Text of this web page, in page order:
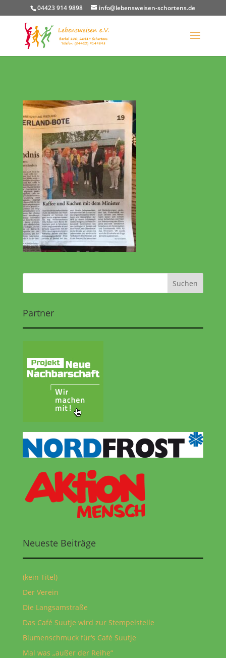
04423 914 9898 info@lebensweisen-schortens.de
Partner
Neueste Beiträge
(kein Titel)
Der Verein
Die Langsamstraße
Das Café Suutje wird zur Stempelstelle
Blumenschmuck für‘s Café Suutje
Mal was „außer der Reihe“